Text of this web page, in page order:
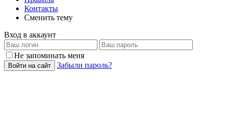
Контакты
Сменить тему
Вход в аккаунт
Не запоминать меня
Войти на сайт Забыли пароль?